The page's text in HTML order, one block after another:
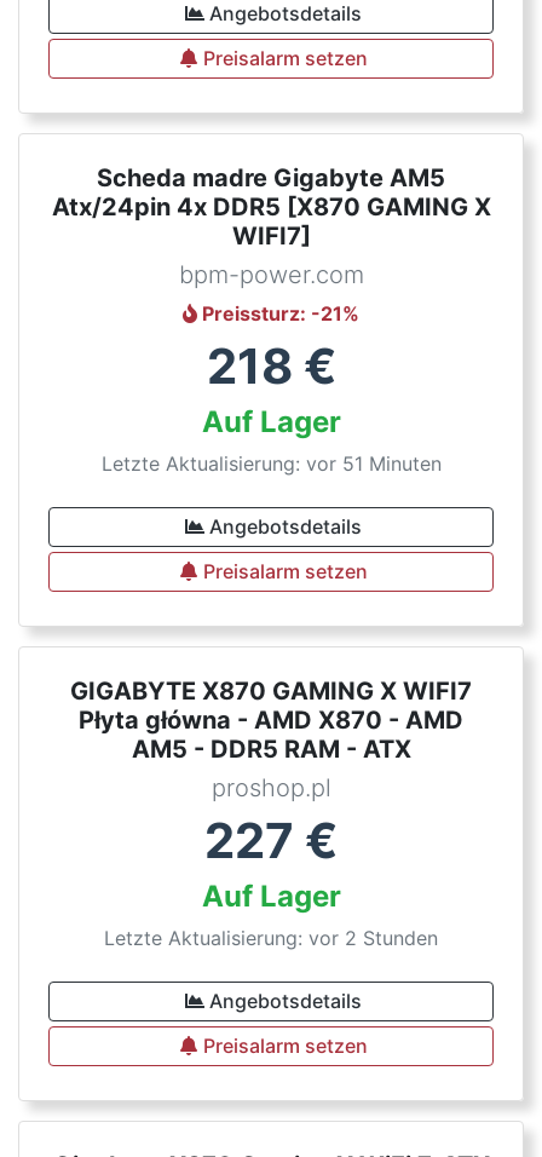
Angebotsdetails
Preisalarm setzen
Scheda madre Gigabyte AM5
Atx/24pin 4x DDR5 [X870 GAMING X
WIFI7]
bpm-power.com
Preissturz: -21%
218 €
Auf Lager
Letzte Aktualisierung: vor 51 Minuten
Angebotsdetails
Preisalarm setzen
GIGABYTE X870 GAMING X WIFI7
Płyta główna - AMD X870 - AMD
AM5 - DDR5 RAM - ATX
proshop.pl
227 €
Auf Lager
Letzte Aktualisierung: vor 2 Stunden
Angebotsdetails
Preisalarm setzen